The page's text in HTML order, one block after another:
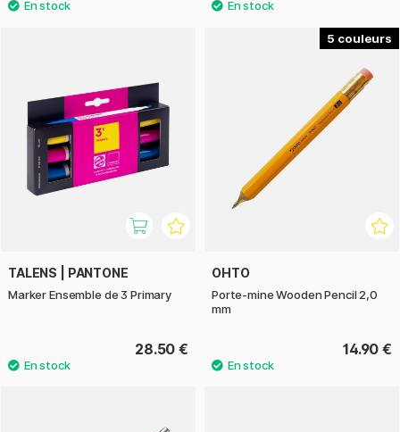
TALENS | PANTONE
Marker Ensemble de 3 Primary
28.50 €
5
OHTO
Porte-mine Wooden Pencil 2,0
mm
14.90 €